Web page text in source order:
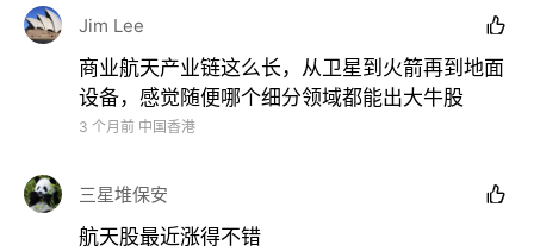
Jim Lee 
商业航天产业链这么长，从卫星到火箭再到地面
设备，感觉随便哪个细分领域都能出大牛股
3 个月前 中国香港
三星堆保安 
航天股最近涨得不错